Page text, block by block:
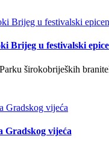
Brijeg u festivalski
širokobrijeških
Gradskog vijeća